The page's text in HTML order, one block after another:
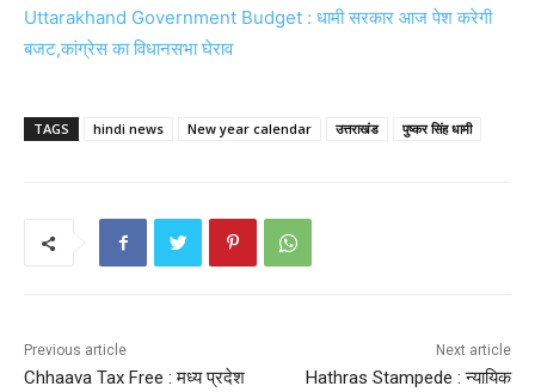
Uttarakhand Government Budget : धामी सरकार आज पेश करेगी
बजट,कांग्रेस का विधानसभा घेराव
TAGS hindi news New year calendar उत्तराखंड पुष्कर सिंह धामी
Previous article
Chhaava Tax Free : मध्य प्रदेश
Next article
Hathras Stampede : न्यायिक